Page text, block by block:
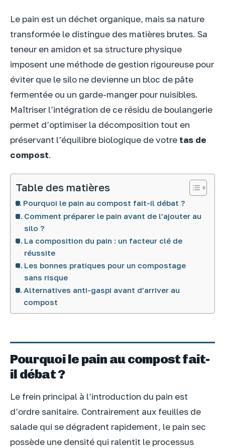
Le pain est un déchet organique, mais sa nature
transformée le distingue des matières brutes. Sa
teneur en amidon et sa structure physique
imposent une méthode de gestion rigoureuse pour
éviter que le silo ne devienne un bloc de pâte
fermentée ou un garde-manger pour nuisibles.
Maîtriser l’intégration de ce résidu de boulangerie
permet d’optimiser la décomposition tout en
préservant l’équilibre biologique de votre tas de
compost.
Table des matières
Pourquoi le pain au compost fait-il débat ?
Comment préparer le pain avant de l’ajouter au
silo ?
La composition du pain : un facteur clé de
réussite
Les bonnes pratiques pour un compostage
sans risque
Alternatives anti-gaspi avant d’arriver au
compost
Pourquoi le pain au compost fait-
il débat ?
Le frein principal à l’introduction du pain est
d’ordre sanitaire. Contrairement aux feuilles de
salade qui se dégradent rapidement, le pain sec
possède une densité qui ralentit le processus